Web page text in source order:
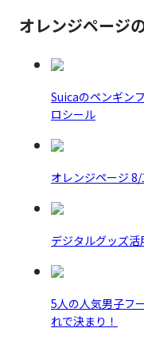
オレンジページ
Suicaのペンギン
ロシール
オレンジページ
デジタルグッズ
5人の人気男子フ
れで決まり！